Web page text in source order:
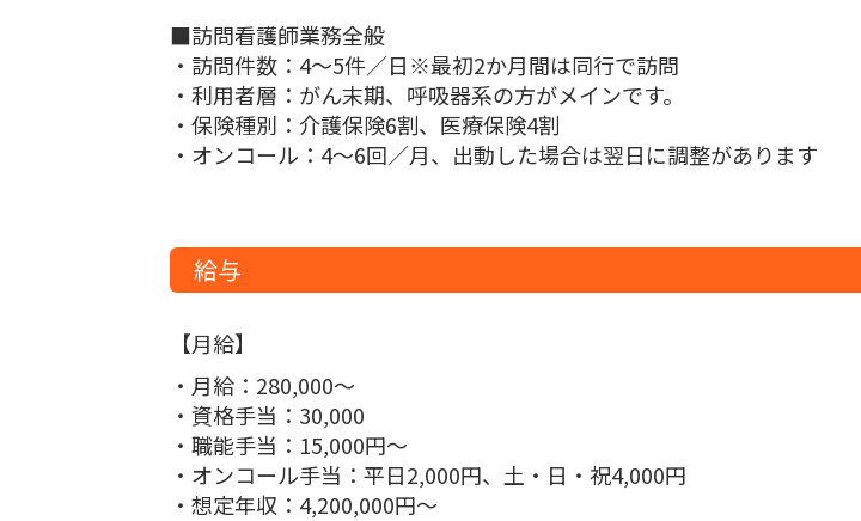
■訪問看護師業務全般
・訪問件数：4～5件／日※最初2か月間は同行で訪問
・利用者層：がん末期、呼吸器系の方がメインです。
・保険種別：介護保険6割、医療保険4割
・オンコール：4～6回／月、出動した場合は翌日に調整があります
給与
【月給】
・月給：280,000〜
・資格手当：30,000
・職能手当：15,000円～
・オンコール手当：平日2,000円、土・日・祝4,000円
・想定年収：4,200,000円〜